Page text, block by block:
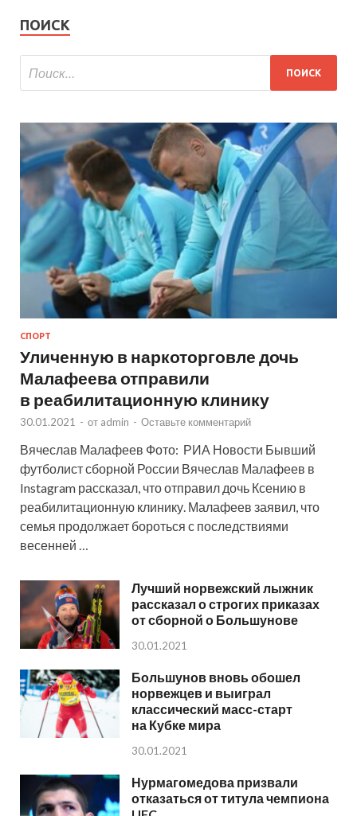
ПОИСК
СПОРТ
Уличенную в наркоторговле дочь
Малафеева отправили
в реабилитационную клинику
30.01.2021 - от admin - Оставьте комментарий
Вячеслав Малафеев Фото: РИА Новости Бывший
футболист сборной России Вячеслав Малафеев в
Instagram рассказал, что отправил дочь Ксению в
реабилитационную клинику. Малафеев заявил, что
семья продолжает бороться с последствиями
весенней …
Лучший норвежский лыжник
рассказал о строгих приказах
от сборной о Большунове
30.01.2021
Большунов вновь обошел
норвежцев и выиграл
классический масс-старт
на Кубке мира
30.01.2021
Нурмагомедова призвали
отказаться от титула чемпиона